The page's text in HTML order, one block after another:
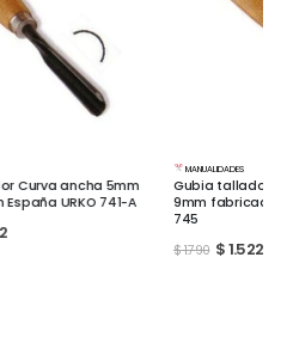
Gubia tallador formón inclinado
9mm fabricado en España URKO